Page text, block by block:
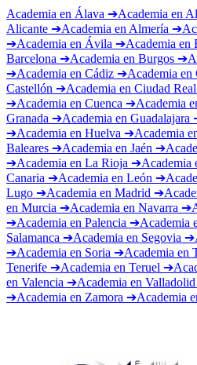
Academia enÁlava➔Academia en
Alicante➔Academia enAlmería➔
➔Academia enÁvila➔Academia en
Barcelona➔Academia enBurgos➔
➔Academia enCádiz➔Academia en
Castellón➔Academia enCiudad Real
➔Academia enCuenca➔Academia
Granada➔Academia enGuadalajara
➔Academia enHuelva➔Academia
Baleares➔Academia enJaén➔
➔Academia enLa Rioja➔Academia
Canaria➔Academia enLeón➔
Lugo➔Academia enMadrid➔
enMurcia➔Academia enNavarra➔
➔Academia enPalencia➔Academia
Salamanca➔Academia enSegovia➔
➔Academia enSoria➔Academia en
Tenerife➔Academia enTeruel➔
enValencia➔Academia enValladolid
➔Academia enZamora➔Academia